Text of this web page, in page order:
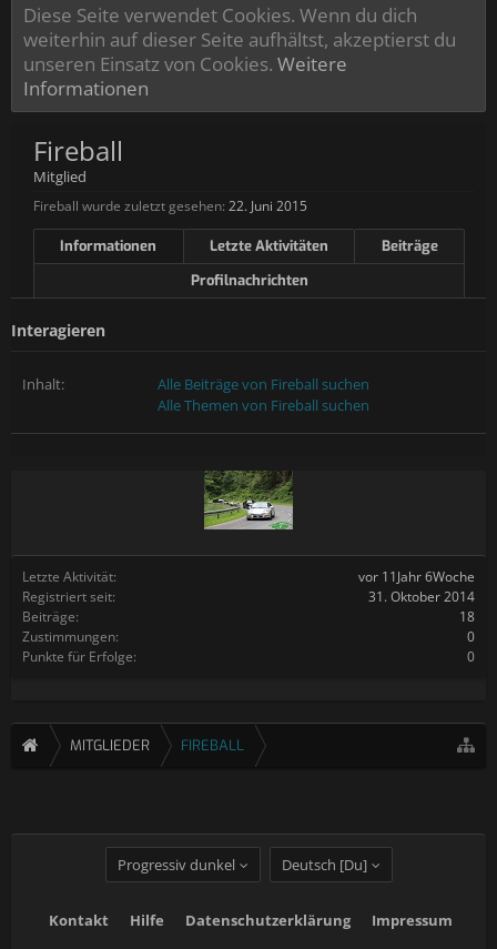
Diese Seite verwendet Cookies. Wenn du dich
weiterhin auf dieser Seite aufhältst, akzeptierst du
unseren Einsatz von Cookies. Weitere
Informationen
Letzte Aktivität:
vor 11Jahr 6Woche
Registriert seit:
31. Oktober 2014
Beiträge:
18
Zustimmungen:
0
Punkte für Erfolge:
0
Fireball
Mitglied
Fireball wurde zuletzt gesehen: 22. Juni 2015
Informationen Letzte Aktivitäten
Beiträge
Profilnachrichten
Interagieren
Inhalt:
Alle Beiträge von Fireball suchen
Alle Themen von Fireball suchen
MITGLIEDER FIREBALL
Progressiv dunkel Deutsch [Du]
Kontakt Hilfe Datenschutzerklärung Impressum